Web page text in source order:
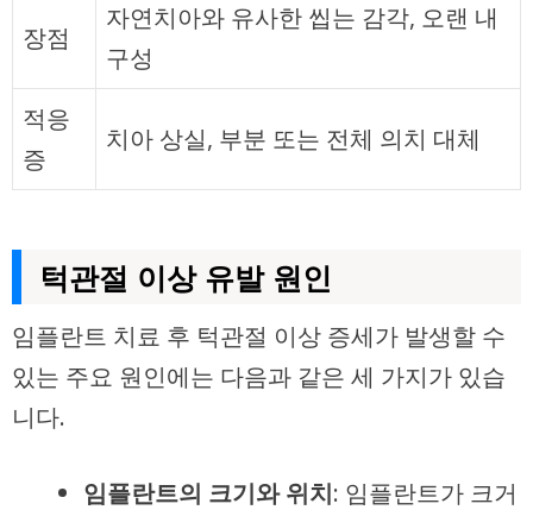
장점
자연치아와 유사한 씹는 감각, 오랜 내
구성
적응
증
치아 상실, 부분 또는 전체 의치 대체
턱관절 이상 유발 원인
임플란트 치료 후 턱관절 이상 증세가 발생할 수
있는 주요 원인에는 다음과 같은 세 가지가 있습
니다.
임플란트의 크기와 위치: 임플란트가 크거